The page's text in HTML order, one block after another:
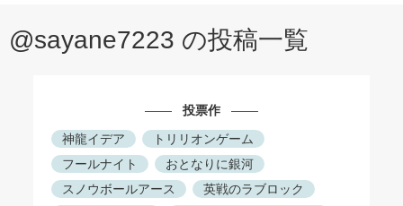
@sayane7223 の投稿一覧
投票作
神龍イデア
トリリオンゲーム
フールナイト
おとなりに銀河
スノウボールアース
英戦のラブロック